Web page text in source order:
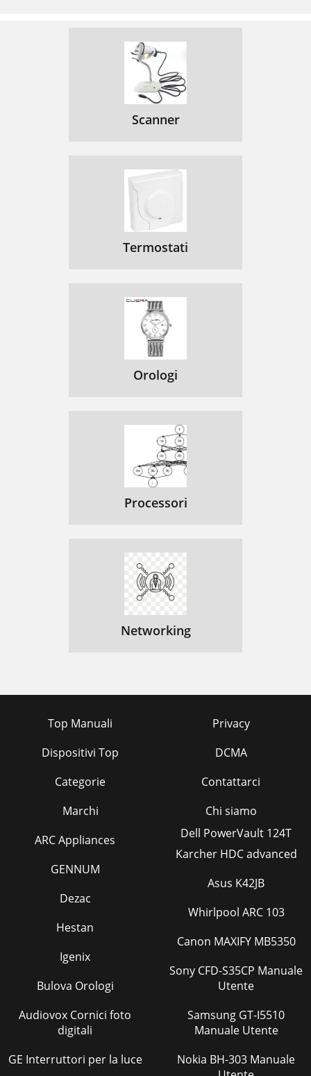
Scanner
Termostati
Orologi
Processori
Networking
Top Manuali
Dispositivi Top
Categorie
Marchi
Privacy
DCMA
Contattarci
Chi siamo
ARC Appliances
GENNUM
Dezac
Hestan
Igenix
Bulova Orologi
Audiovox Cornici foto
digitali
GE Interruttori per la luce
Dell PowerVault 124T
Karcher HDC advanced
Asus K42JB
Whirlpool ARC 103
Canon MAXIFY MB5350
Sony CFD-S35CP Manuale
Utente
Samsung GT-I5510
Manuale Utente
Nokia BH-303 Manuale